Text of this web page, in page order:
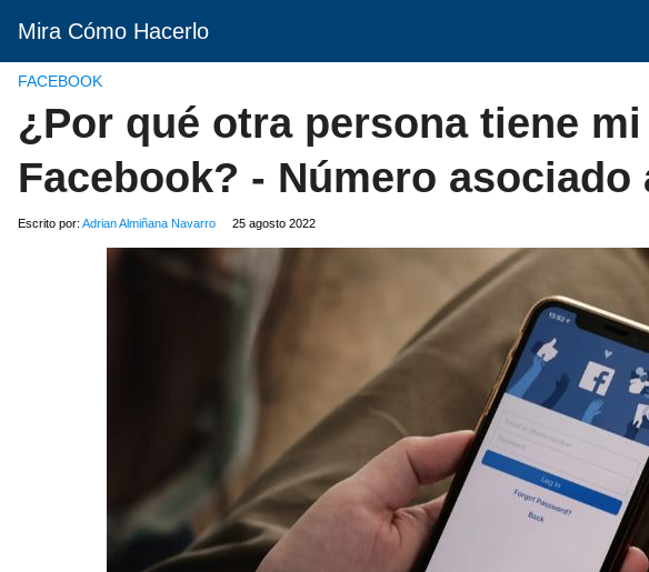
Mira Cómo Hacerlo
FACEBOOK
¿Por qué otra persona tiene
Facebook? - Número asociado
Escrito por: Adrian Almiñana Navarro 25 agosto 2022